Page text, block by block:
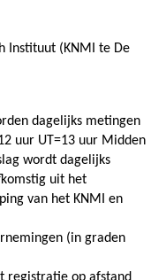
Instituut (KNMI te De
dagelijks metingen
uur UT=13 uur Midden
wordt dagelijks
uit het
van het KNMI en
(in graden